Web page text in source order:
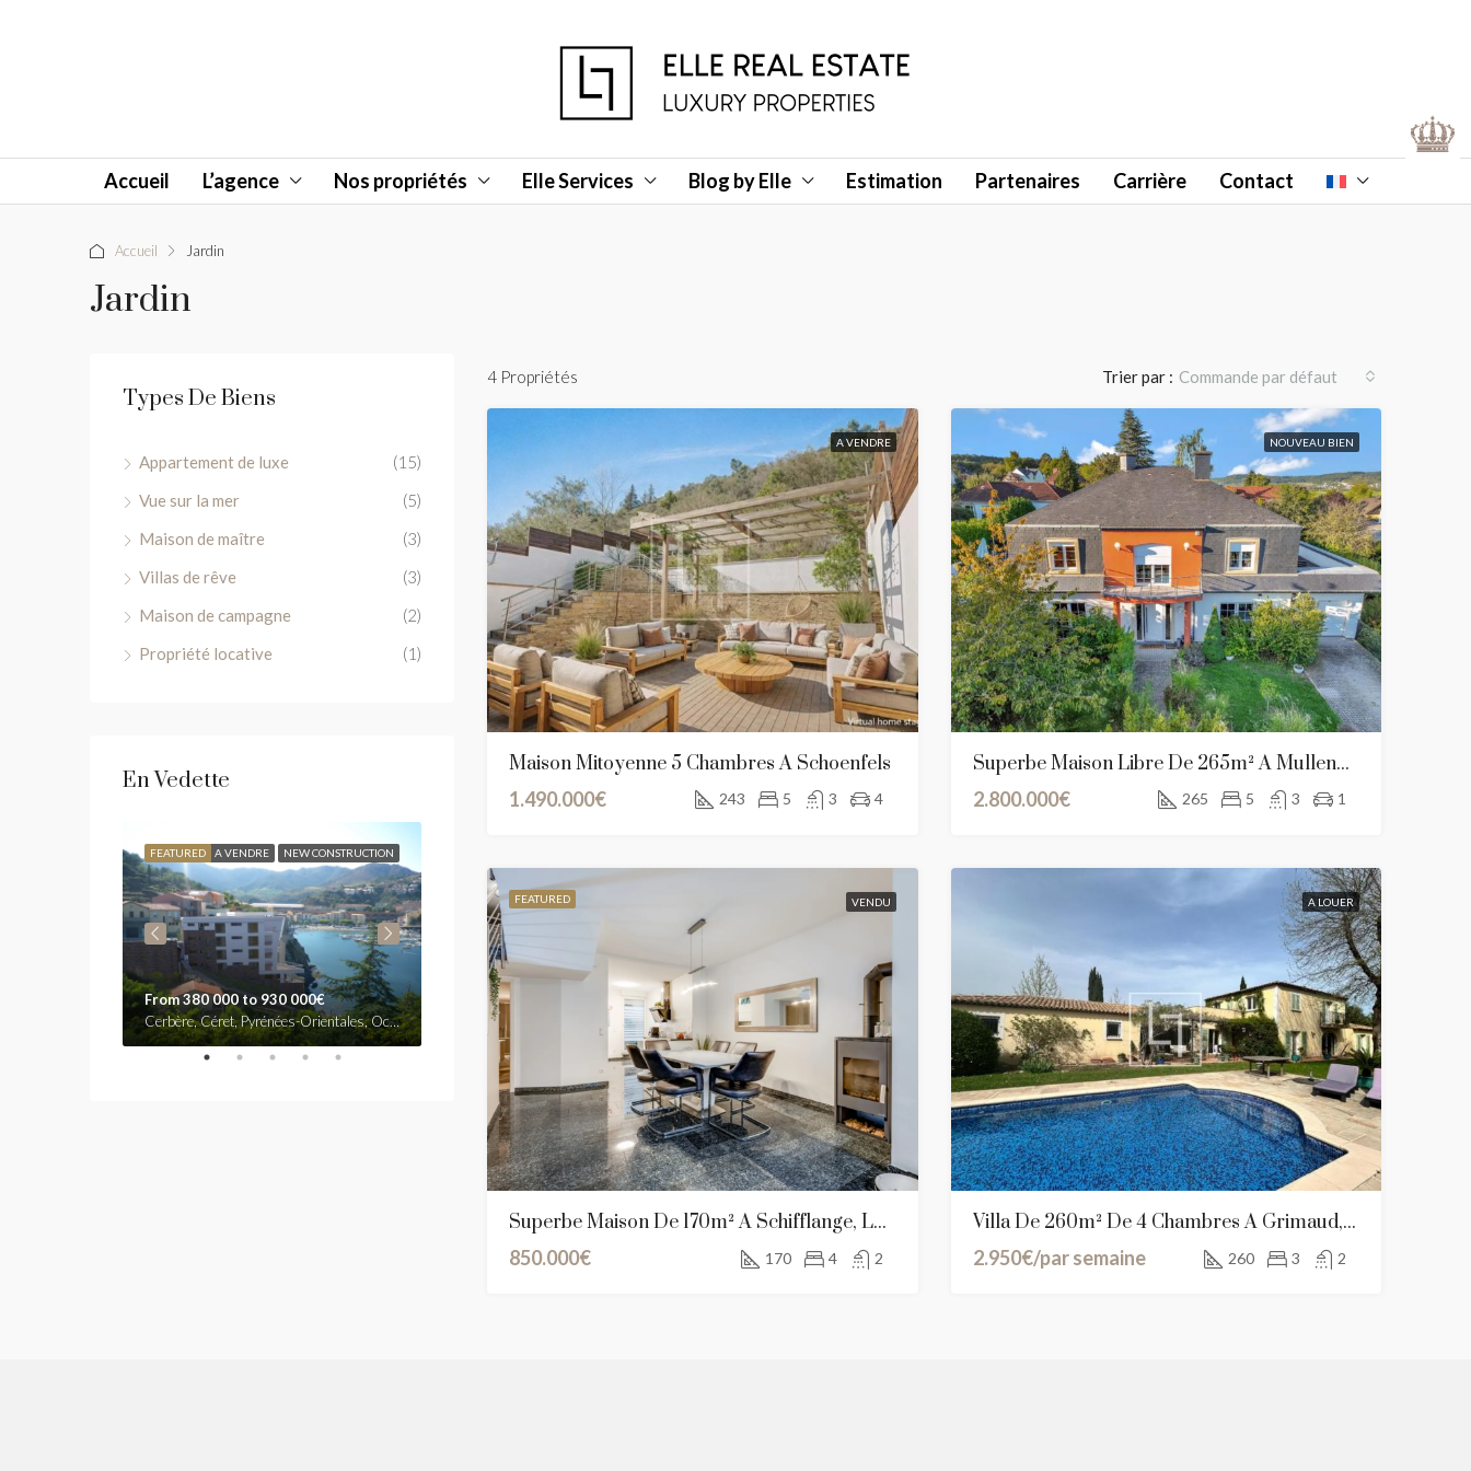
Accueil L’agence Nos propriétés Elle Services Blog by Elle Estimation Partenaires Carrière Contact
Accueil Jardin
Jardin
4 Propriétés Trier par : Commande par défaut
A VENDRE
Maison Mitoyenne 5 Chambres À Schoenfels
1.490.000€
243 5 3 4
NOUVEAU BIEN
Superbe Maison Libre De 265m² À Mullendorf, Luxembourg
2.800.000€
265 5 3 1
FEATURED VENDU
Superbe Maison De 170m² À Schifflange, Luxembourg
850.000€
170 4 2
A LOUER
Villa De 260m² De 4 Chambres À Grimaud, France
2.950€/par semaine
260 3 2
Types De Biens
Appartement de luxe
(15)
Vue sur la mer
(5)
Maison de maître
(3)
Villas de rêve
(3)
Maison de campagne
(2)
Propriété locative
(1)
En Vedette
A VENDRE NEW CONSTRUCTION
FEATURED
From 380 000 to 930 000€
Cerbère, Céret, Pyrénées-Orientales, Occitanie, France métropolitaine, 66290, France
530.000€
Grand Baie, Rodrigues, Île Maurice
850.000€
Schifflange, Canton Esch-sur-Alzette, Lëtzebuerg
1.390.000€
Avenidas Novas, Lisboa, Portugal
3.180.000€